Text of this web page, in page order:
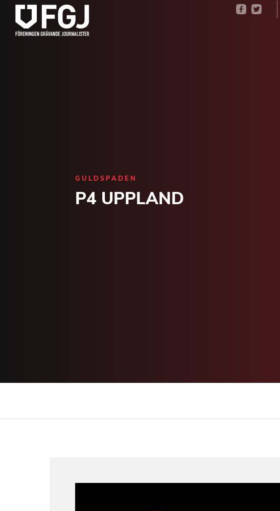
GULDSPADEN
P4 UPPLAND